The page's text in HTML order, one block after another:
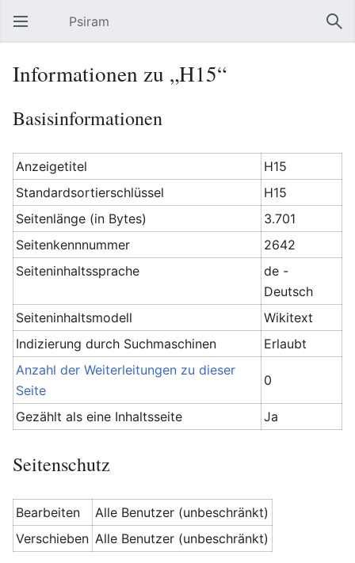
Hauptmenü öffnen Psiram
Informationen zu „H15“
Basisinformationen
Anzeigetitel
H15
Standardsortierschlüssel
H15
Seitenlänge (in Bytes)
3.701
Seitenkennnummer
2642
Seiteninhaltssprache
de -
Deutsch
Seiteninhaltsmodell
Wikitext
Indizierung durch Suchmaschinen
Erlaubt
Anzahl der Weiterleitungen zu dieser
Seite
0
Gezählt als eine Inhaltsseite Ja
Seitenschutz
Bearbeiten
Alle Benutzer (unbeschränkt)
Verschieben Alle Benutzer (unbeschränkt)